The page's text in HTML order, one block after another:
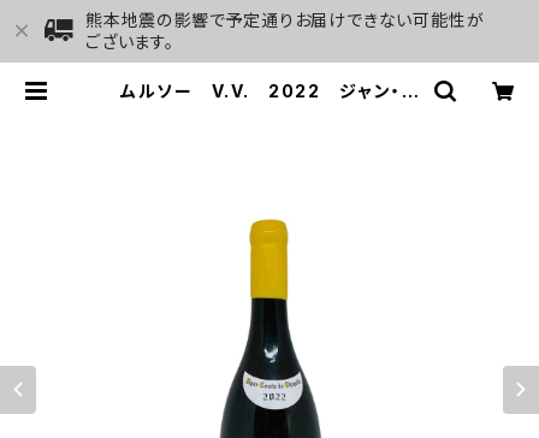
熊本地震の影響で予定通りお届けできない可能性が
ございます。
ムルソー V.V. 2022 ジャン・マ